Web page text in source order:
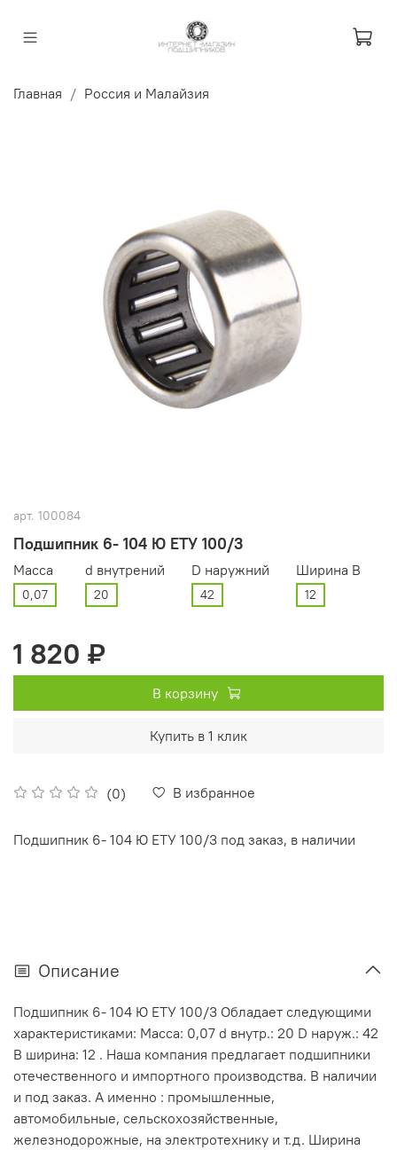
Главная Россия и Малайзия
арт. 100084
Подшипник 6- 104 Ю ЕТУ 100/3
(0) В избранное
Масса
0,07
d внутрений
20
D наружний
42
Ширина В
12
1 820 ₽
В корзину
Купить в 1 клик
Подшипник 6- 104 Ю ЕТУ 100/3 под заказ, в наличии
Описание
Подшипник 6- 104 Ю ЕТУ 100/3 Обладает следующими
характеристиками: Масса: 0,07 d внутр.: 20 D наруж.: 42
В ширина: 12 . Наша компания предлагает подшипники
отечественного и импортного производства. В наличии
и под заказ. А именно : промышленные,
автомобильные, сельскохозяйственные,
железнодорожные, на электротехнику и т.д. Ширина